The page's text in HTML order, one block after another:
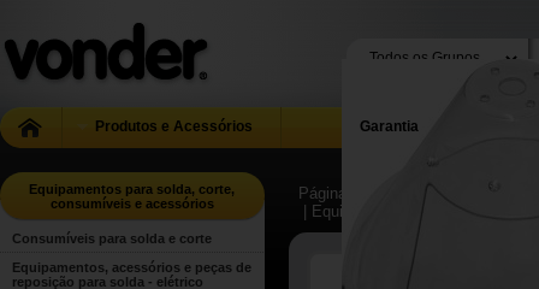
Produtos e Acessórios Garantia
Equipamentos para solda, corte,
consumíveis e acessórios
Consumíveis para solda e corte
Equipamentos, acessórios e peças de
reposição para solda - elétrico
Página Inicial
| Equipamentos, acessórios e